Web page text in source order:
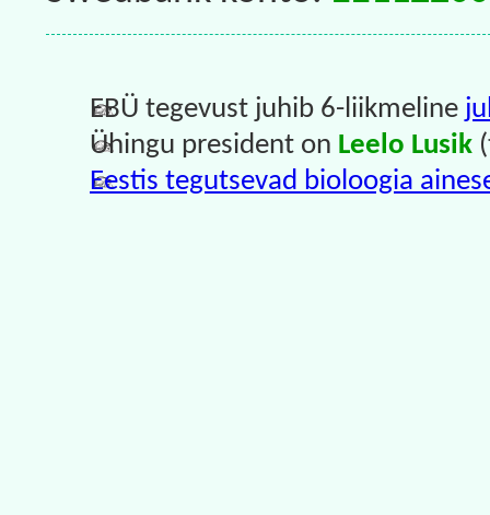
EBÜ tegevust juhib 6-liikmeline
Ühingu president on Leelo Lusik
Eestis tegutsevad bioloogia